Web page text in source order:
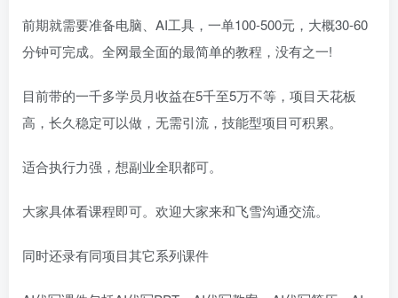
前期就需要准备电脑、AI工具，一单100-500元，大概30-60
分钟可完成。全网最全面的最简单的教程，没有之一!
目前带的一千多学员月收益在5千至5万不等，项目天花板
高，长久稳定可以做，无需引流，技能型项目可积累。
适合执行力强，想副业全职都可。
大家具体看课程即可。欢迎大家来和飞雪沟通交流。
同时还录有同项目其它系列课件